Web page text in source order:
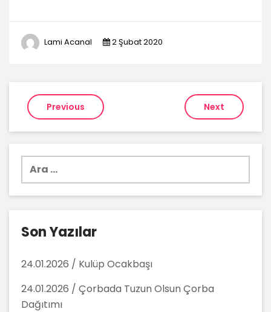
Lami Acanal 2 Şubat 2020
Yazı
gezinmesi
Previous Next
Arama:
Son Yazılar
24.01.2026 / Kulüp Ocakbaşı
24.01.2026 / Çorbada Tuzun Olsun Çorba
Dağıtımı